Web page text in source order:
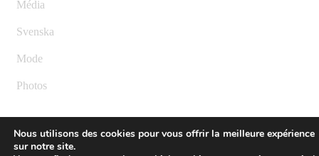
Nous utilisons des cookies pour vous offrir la meilleure expérience
sur notre site.
Média
Svenska
Mode
Photos